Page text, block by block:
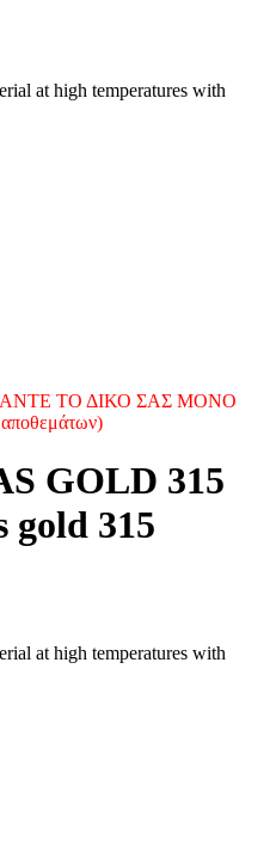
at high temperatures with
ΤΟ ΔΙΚΟ ΣΑΣ ΜΟΝΟ
GOLD 315
at high temperatures with